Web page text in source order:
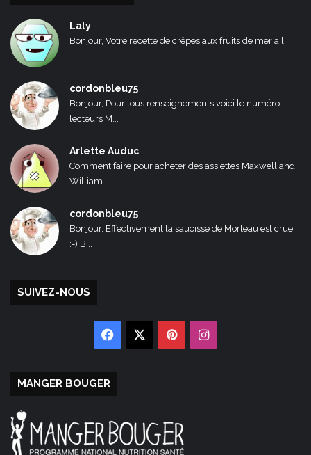
Laly
Bonjour, Votre recette de crêpes aux fruits de mer a l...
cordonbleu75
Bonjour, Pour tous renseignements voici le numéro
lecteurs M...
Arlette Auduc
Comment faire pour acheter des assiettes Maxwell and
William...
cordonbleu75
Bonjour, Effectivement la saucisse de Morteau est crue
:-) B...
SUIVEZ-NOUS
Facebook PinterestInstagram
MANGER BOUGER